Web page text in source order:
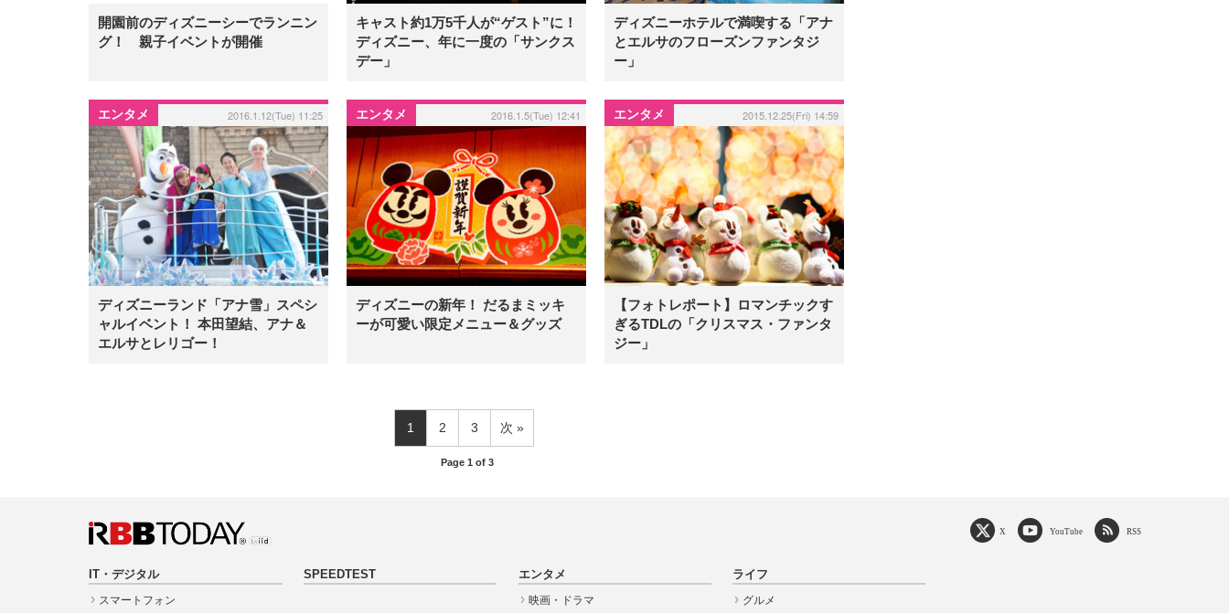
開園前のディズニーシーでランニン
グ！ 親子イベントが開催
キャスト約1万5千人が“ゲスト”に！
ディズニー、年に一度の「サンクス
デー」
ディズニーホテルで満喫する「アナ
とエルサのフローズンファンタジ
ー」
エンタメ 2016.1.12(Tue) 11:25
ディズニーランド「アナ雪」スペシ
ャルイベント！ 本田望結、アナ＆
エルサとレリゴー！
エンタメ 2016.1.5(Tue) 12:41
ディズニーの新年！ だるまミッキ
ーが可愛い限定メニュー＆グッズ
エンタメ 2015.12.25(Fri) 14:59
【フォトレポート】ロマンチックす
ぎるTDLの「クリスマス・ファンタ
ジー」
1 2 3 次
Page 1 of 3
IT・デジタル
スマートフォン
SPEEDTEST
エンタメ
映画・ドラマ
ライフ
グルメ
X YouTube RSS